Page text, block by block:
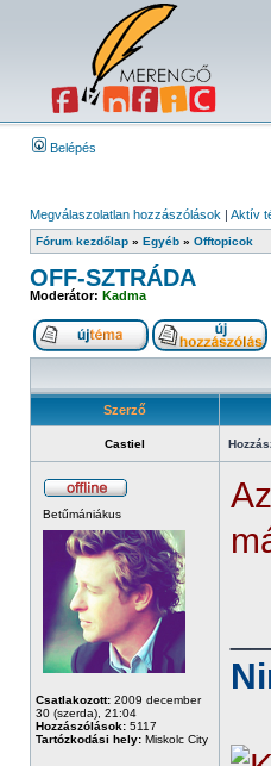
Belépés
Megválaszolatlan hozzászólások | Aktív
Fórum kezdőlap » Egyéb » Offtopicok
OFF-SZTRÁDA
Moderátor: Kadma
Szerző
Castiel
Betűmániákus
Csatlakozott: 2009 december
30 (szerda), 21:04
Hozzászólások: 5117
Tartózkodási hely: Miskolc City